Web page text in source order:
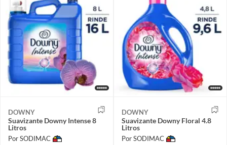
DOWNY
Suavizante Downy Intense 8
Litros
Por SODIMAC
DOWNY
Suavizante Downy Floral 4.8
Litros
Por SODIMAC